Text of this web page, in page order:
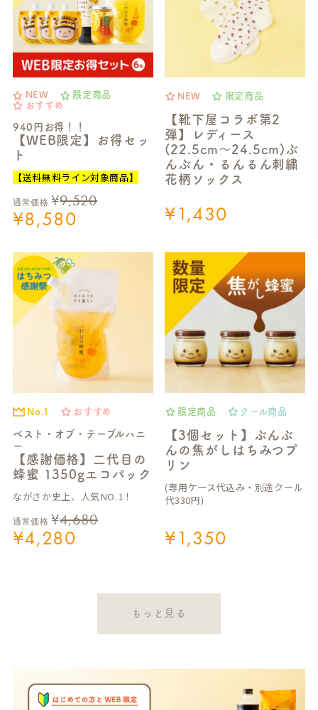
NEW
限定商品
おすすめ
940円お得！！
【WEB限定】お得セッ
ト
【送料無料ライン対象商品】
通常価格 ¥9,520
¥8,580
NEW 限定商品
【靴下屋コラボ第2
弾】レディース
(22.5cm～24.5cm)ぶ
んぶん・るんるん刺繍
花柄ソックス
¥1,430
No.1 おすすめ
ベスト・オブ・テーブルハニ
ー
【感謝価格】二代目の
蜂蜜 1350gエコパック
ながさか史上、人気NO.1！
通常価格 ¥4,680
¥4,280
限定商品 クール商品
【3個セット】ぶんぶ
んの焦がしはちみつプ
リン
(専用ケース代込み・別途クール
代330円)
¥1,350
もっと見る